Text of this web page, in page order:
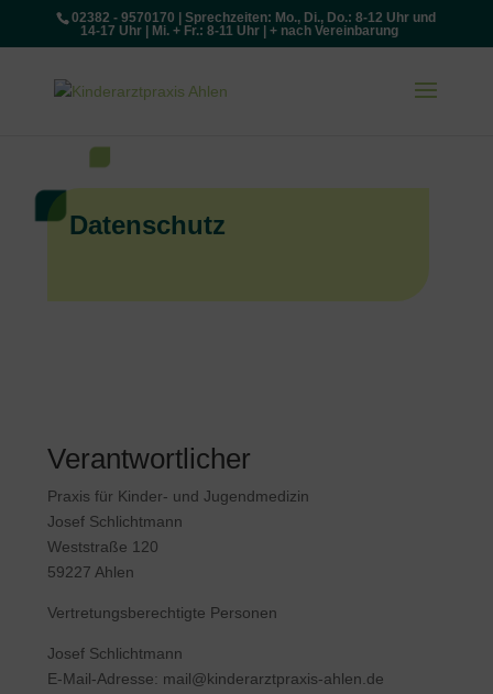
02382 - 9570170 | Sprechzeiten: Mo., Di., Do.: 8-12 Uhr und
14-17 Uhr | Mi. + Fr.: 8-11 Uhr | + nach Vereinbarung
Datenschutz
Verantwortlicher
Praxis für Kinder- und Jugendmedizin
Josef Schlichtmann
Weststraße 120
59227 Ahlen
Vertretungsberechtigte Personen
Josef Schlichtmann
E-Mail-Adresse: mail@kinderarztpraxis-ahlen.de